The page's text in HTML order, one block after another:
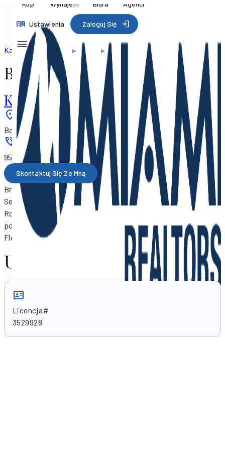
Kup Wynajem Biura Agenci
Ustawienia Zaloguj Się
Katalog zawodowy ▸ Agenci▸ Bridget Gioia
Bridget Gioia
Keyes Company
Lokalizacja
:
Boynton Beach, Floryda 33437, USA
Telefon
954-336-xxxx
Skontaktuj Się Ze Mną
Bridget Gioia jest agentem nieruchomości SF Property
Search pracującym z biuraKeyes Company
w10921 S Jog
Road, Boynton Beach, Florida 33437.
Bridget Gioia służy
pomocą w zakresie nieruchomości wBoynton Beach,
Floryda 33437, USA .
Umiejętności zawodowe
Licencja#
3529928